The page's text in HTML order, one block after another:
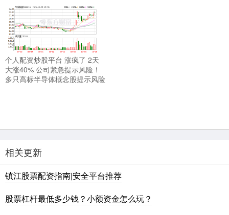
个人配资炒股平台 涨疯了 2天
大涨40% 公司紧急提示风险！
多只高标半导体概念股提示风险
相关更新
镇江股票配资指南|安全平台推荐
股票杠杆最低多少钱？小额资金怎么玩？